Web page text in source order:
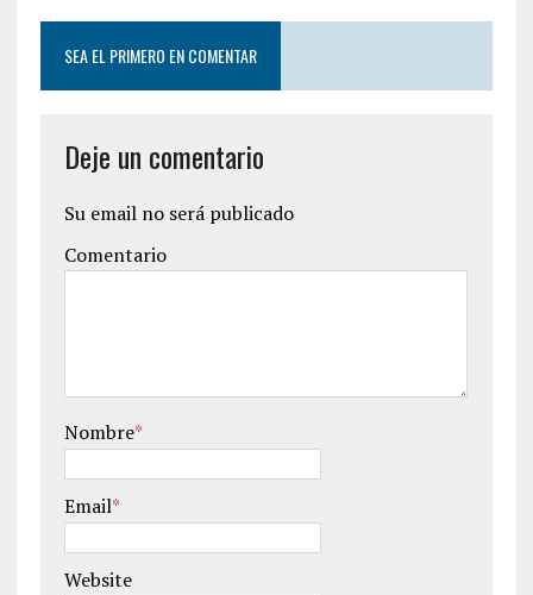
SEA EL PRIMERO EN COMENTAR
Deje un comentario
Su email no será publicado
Comentario
Nombre*
Email*
Website